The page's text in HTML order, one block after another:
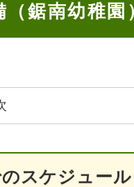
コミュ
道路・
鋸南幼稚園
スケジュール